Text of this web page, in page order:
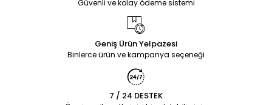
Güvenli ve kolay ödeme sistemi
Geniş Ürün Yelpazesi
Binlerce ürün ve kampanya seçeneği
7 / 24 DESTEK